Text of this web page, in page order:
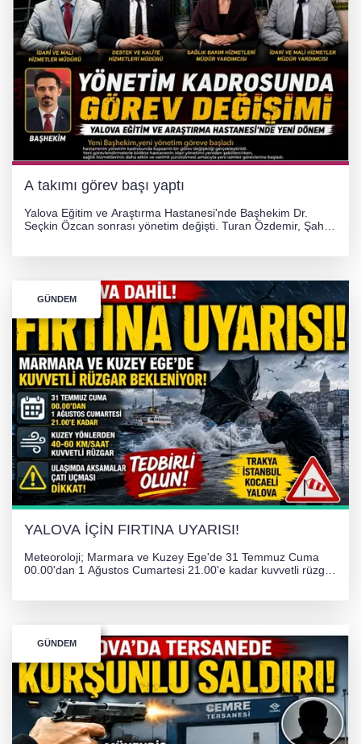
A takımı görev başı yaptı
Yalova Eğitim ve Araştırma Hastanesi'nde Başhekim Dr.
Seçkin Özcan sonrası yönetim değişti. Turan Özdemir, Şahin
GÜNDEM
YALOVA İÇİN FIRTINA UYARISI!
Meteoroloji; Marmara ve Kuzey Ege'de 31 Temmuz Cuma
00.00'dan 1 Ağustos Cumartesi 21.00'e kadar kuvvetli rüzgar
GÜNDEM